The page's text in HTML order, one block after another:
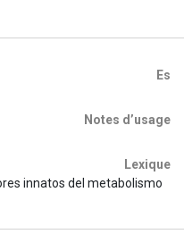
Es
Notes d’usage
Lexique
innatos del metabolismo